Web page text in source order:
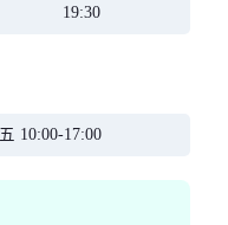
19:30
10:00-17:00